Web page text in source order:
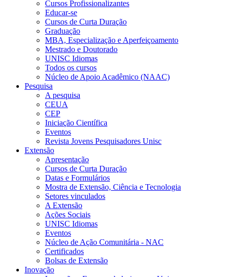
Cursos Profissionalizantes
Educar-se
Cursos de Curta Duração
Graduação
MBA, Especialização e Aperfeiçoamento
Mestrado e Doutorado
UNISC Idiomas
Todos os cursos
Núcleo de Apoio Acadêmico (NAAC)
Pesquisa
A pesquisa
CEUA
CEP
Iniciação Científica
Eventos
Revista Jovens Pesquisadores Unisc
Extensão
Apresentação
Cursos de Curta Duração
Datas e Formulários
Mostra de Extensão, Ciência e Tecnologia
Setores vinculados
A Extensão
Ações Sociais
UNISC Idiomas
Eventos
Núcleo de Ação Comunitária - NAC
Certificados
Bolsas de Extensão
Inovação